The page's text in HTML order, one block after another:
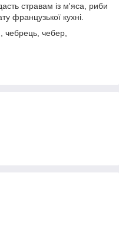
стравам із м'яса, риби
французької кухні.
чебрець, чебер,